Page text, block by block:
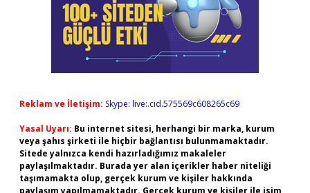
Reklam ve İletişim: Skype: live:.cid.575569c608265c69
Yasal Uyarı: Bu internet sitesi, herhangi bir marka, kurum
veya şahıs şirketi ile hiçbir bağlantısı bulunmamaktadır.
Sitede yalnızca kendi hazırladığımız makaleler
paylaşılmaktadır. Burada yer alan içerikler haber niteliği
taşımamakta olup, gerçek kurum ve kişiler hakkında
paylaşım yapılmamaktadır. Gerçek kurum ve kişiler ile isim